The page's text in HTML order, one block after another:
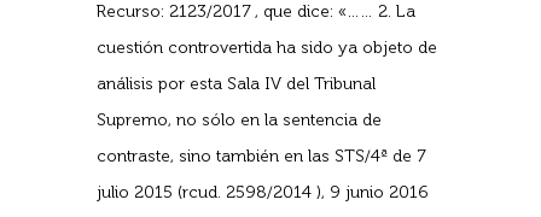
Recurso: 2123/2017 , que dice: «…… 2. La
cuestión controvertida ha sido ya objeto de
análisis por esta Sala IV del Tribunal
Supremo, no sólo en la sentencia de
contraste, sino también en las STS/4ª de 7
julio 2015 (rcud. 2598/2014 ), 9 junio 2016